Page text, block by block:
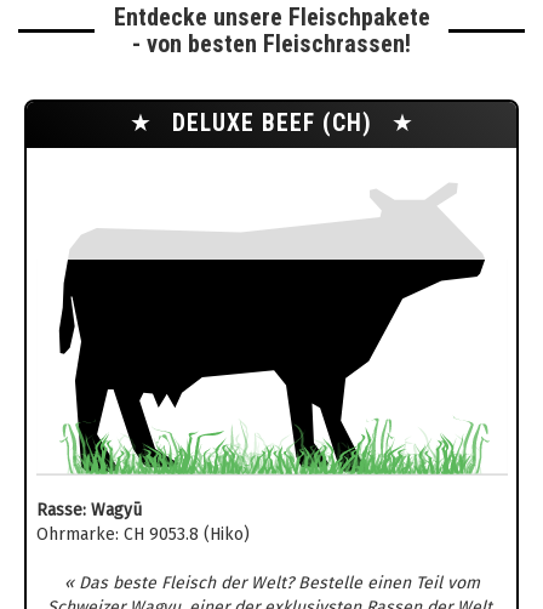
Entdecke unsere Fleischpakete
- von besten Fleischrassen!
★ DELUXE BEEF (CH) ★
Rasse: Wagyū
Ohrmarke: CH 9053.8 (Hiko)
« Das beste Fleisch der Welt? Bestelle einen Teil vom